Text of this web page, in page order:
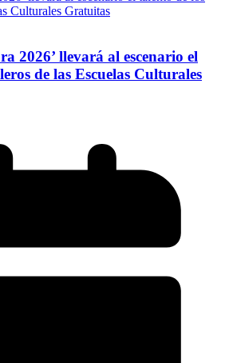
2026’ llevará al escenario el
de las Escuelas Culturales